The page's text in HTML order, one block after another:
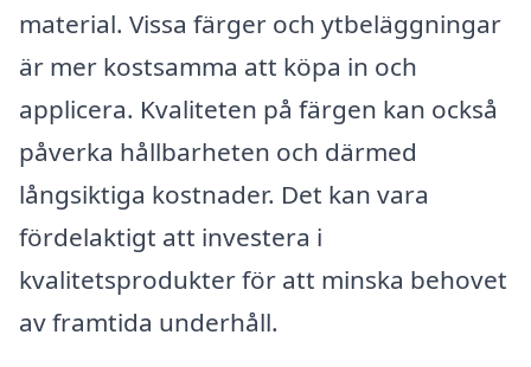
material. Vissa färger och ytbeläggningar
är mer kostsamma att köpa in och
applicera. Kvaliteten på färgen kan också
påverka hållbarheten och därmed
långsiktiga kostnader. Det kan vara
fördelaktigt att investera i
kvalitetsprodukter för att minska behovet
av framtida underhåll.